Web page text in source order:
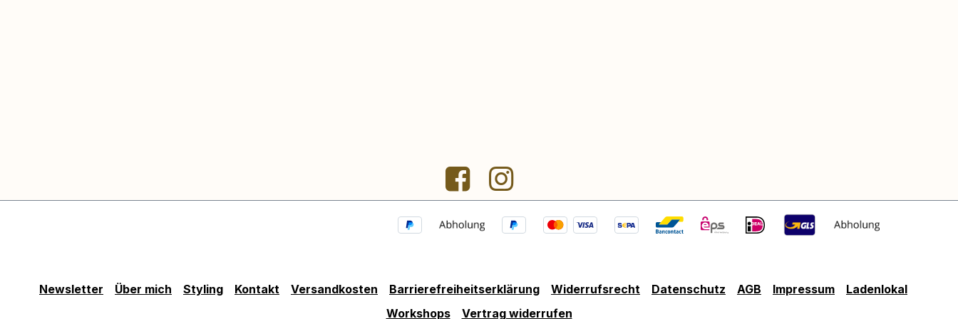
Newsletter Über mich Styling Kontakt Versandkosten Barrierefreiheitserklärung Widerrufsrecht Datenschutz AGB Impressum
Ladenlokal
Workshops
Vertrag widerrufen